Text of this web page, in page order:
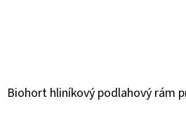
Biohort hliníkový podlahový rám